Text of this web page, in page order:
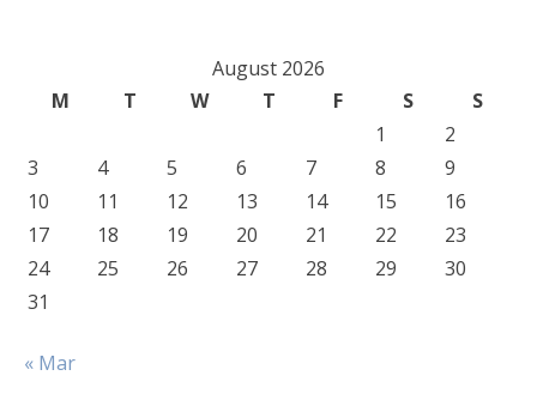
August 2026
M
T W T F S
S
1
2
3
4 5 6 7 8
9
10
11 12 13 14 15
16
17
18 19 20 21 22
23
24
25 26 27 28 29
30
31
« Mar